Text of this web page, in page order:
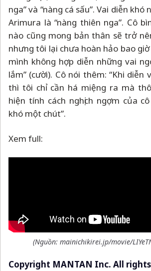
nga” và “nàng cá sấu”. Vai diễn
Arimura là “nàng thiên nga”. Cô
nào cũng mong bản thân sẽ trở
nhưng tôi lại chưa hoàn hảo bao
mình không hợp diễn những vai
lắm” (cười). Cô nói thêm: “Khi diễn
thì tôi chỉ cần há miệng ra mà
hiện tính cách nghịch ngợm của
khó một chút”.
Xem full:
(Nguồn: mainichikirei.jp/movie/
Copyright MANTAN Inc. All